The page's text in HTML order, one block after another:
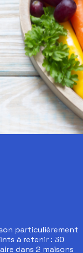
particulièrement
à retenir : 30
dans 2 maisons